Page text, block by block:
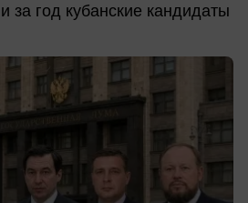
за год кубанские кандидаты